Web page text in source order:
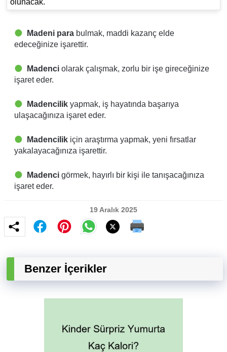
olunacak.
Madeni para bulmak, maddi kazanç elde
edeceğinize işarettir.
Madenci olarak çalışmak, zorlu bir işe gireceğinize
işaret eder.
Madencilik yapmak, iş hayatında başarıya
ulaşacağınıza işaret eder.
Madencilik için araştırma yapmak, yeni fırsatlar
yakalayacağınıza işarettir.
Madenci görmek, hayırlı bir kişi ile tanışacağınıza
işaret eder.
19 Aralık 2025
Benzer İçerikler